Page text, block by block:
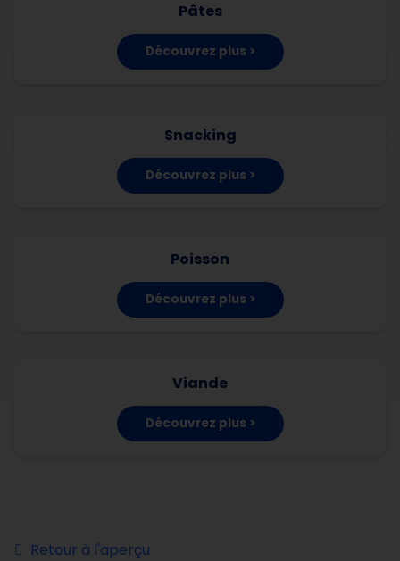
Pâtes
Découvrez plus >
Snacking
Découvrez plus >
Poisson
Découvrez plus >
Viande
Découvrez plus >
Retour à l'aperçu